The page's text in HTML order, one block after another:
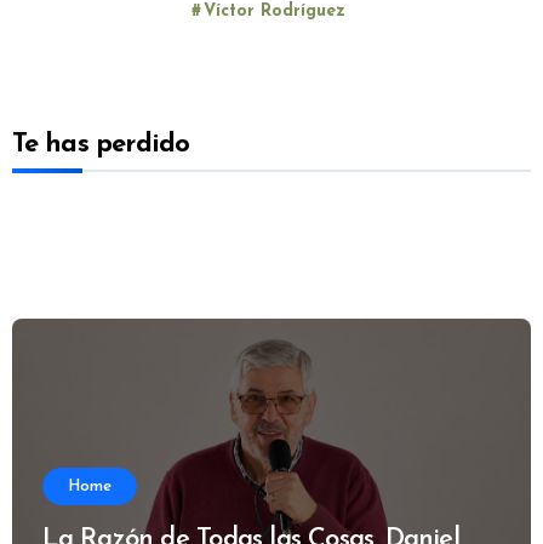
Víctor Rodríguez
Te has perdido
Home